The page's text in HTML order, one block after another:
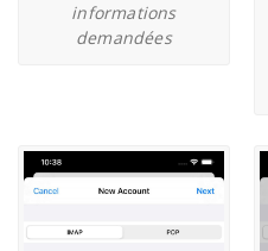
informations
demandées